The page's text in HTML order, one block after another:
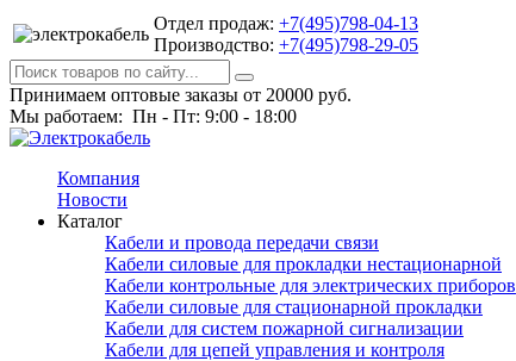
Отдел продаж: +7(495)798-04-13
Производство: +7(495)798-29-05
Принимаем оптовые заказы от 20000 руб.
Мы работаем: Пн - Пт: 9:00 - 18:00
Компания
Новости
Каталог
Кабели и провода передачи связи
Кабели силовые для прокладки нестационарной
Кабели контрольные для электрических приборов
Кабели силовые для стационарной прокладки
Кабели для систем пожарной сигнализации
Кабели для цепей управления и контроля